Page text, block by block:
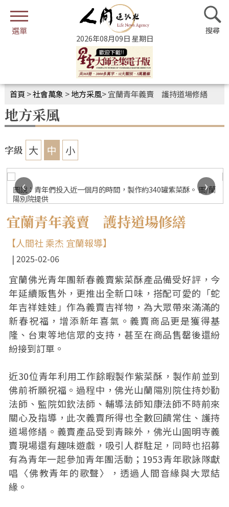
2026年08月09日 星期日
首頁 >社會萬象 >地方采風>宜蘭青年義賣 護持道場修繕
地方采風
字級 大 中 小
圖說：青年們投入近一個月的時間，製作約340罐紫菜酥。 圖/蘭
陽別院提供
‹
›
宜蘭青年義賣 護持道場修繕
【人間社 乘杰 宜蘭報導】
2025-02-06
宜蘭佛光青年團新春義賣紫菜酥產品備受好評，今
年延續販售外，更推出全新口味，搭配可愛的「蛇
年吉祥娃娃」作為義賣吉祥物，為大眾帶來滿滿的
新春祝福，增添新年喜氣。義賣商品更是獲得基
隆、台東等地信眾的支持，甚至在商品售罄後還紛
紛接到訂單。
近30位青年利用工作餘暇製作紫菜酥，製作前並到
佛前祈願祝福。過程中，佛光山蘭陽別院住持妙勤
法師、監院如欽法師、輔導法師知康法師不時前來
關心及指導，此次義賣所得也全數回饋常住、護持
道場修繕。義賣產品受到青睞外，佛光山圓明寺義
賣現場還有趣味遊戲，吸引人群駐足，同時也招募
有為青年一起參加青年團活動；1953青年歌詠隊獻
唱〈佛教青年的歌聲〉，透過人間音緣與大眾結
緣。